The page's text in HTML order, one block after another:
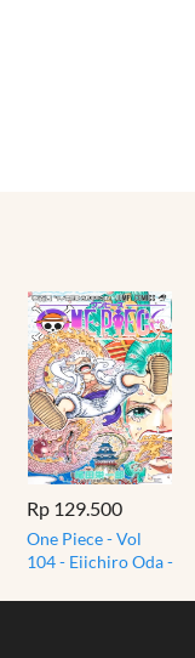
Rp 129.500
One Piece - Vol
104 - Eiichiro Oda -